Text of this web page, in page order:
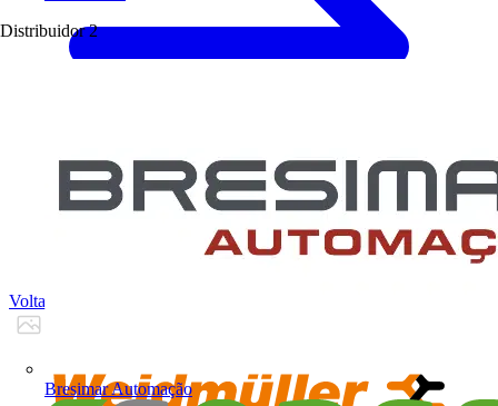
Distribuidor 2
Bresimar Automação
Voltar para Produtos